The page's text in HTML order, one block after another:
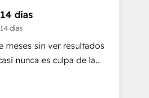
logistics & 3PL, home
branding and
health, education,
and consulting, make the
Mexico and Latin
días
días
meses sin ver resultados
nunca es culpa de la
con el que se